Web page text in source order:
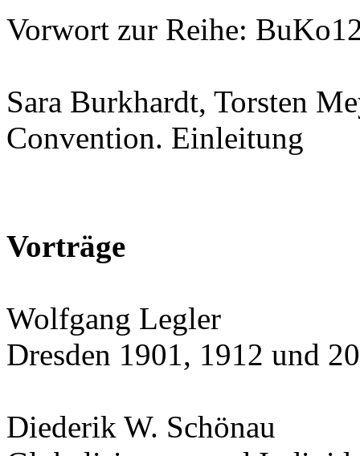
Vorwort zur Reihe:
Sara Burkhardt, Torsten
Convention. Einleitung
Vorträge
Wolfgang Legler
Dresden 1901, 1912 und
Diederik W. Schönau